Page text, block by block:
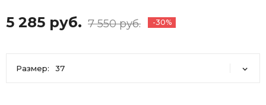
5 285 руб. 7 550 руб. -30%
Размер: 37